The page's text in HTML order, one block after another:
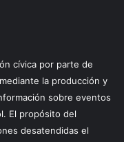
cívica por parte de
la producción y
sobre eventos
El propósito del
desatendidas el